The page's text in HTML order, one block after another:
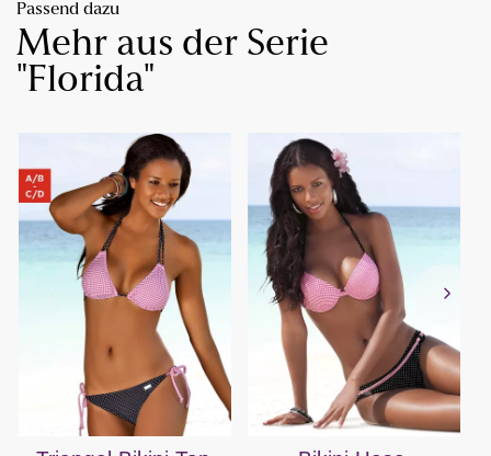
Passend dazu
Mehr aus der Serie
"Florida"